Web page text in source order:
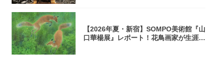
【2026年夏・新宿】SOMPO美術館『山
口華楊展』レポート！花鳥画家が生涯描